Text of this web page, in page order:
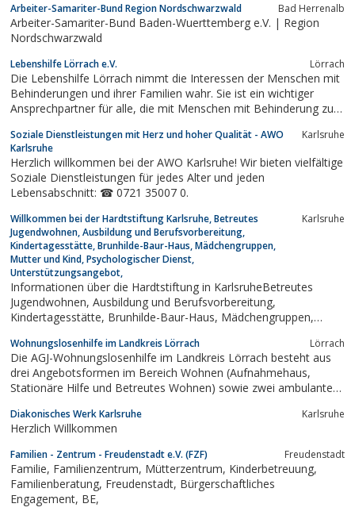
Jugendmigrationsdienste.
Arbeiter-Samariter-Bund Region Nordschwarzwald Bad Herrenalb
Arbeiter-Samariter-Bund Baden-Wuerttemberg e.V. | Region
Nordschwarzwald
Lebenshilfe Lörrach e.V. Lörrach
Die Lebenshilfe Lörrach nimmt die Interessen der Menschen mit
Behinderungen und ihrer Familien wahr. Sie ist ein wichtiger
Ansprechpartner für alle, die mit Menschen mit Behinderung zu
Soziale Dienstleistungen mit Herz und hoher Qualität - AWO
Karlsruhe
Karlsruhe
Herzlich willkommen bei der AWO Karlsruhe! Wir bieten vielfältige
Soziale Dienstleistungen für jedes Alter und jeden
Lebensabschnitt: ☎ 0721 35007 0.
Willkommen bei der Hardtstiftung Karlsruhe, Betreutes
Jugendwohnen, Ausbildung und Berufsvorbereitung,
Kindertagesstätte, Brunhilde-Baur-Haus, Mädchengruppen,
Mutter und Kind, Psychologischer Dienst,
Unterstützungsangebot,
Karlsruhe
Informationen über die Hardtstiftung in KarlsruheBetreutes
Jugendwohnen, Ausbildung und Berufsvorbereitung,
Kindertagesstätte, Brunhilde-Baur-Haus, Mädchengruppen,
Unterstützungsangebot
Wohnungslosenhilfe im Landkreis Lörrach Lörrach
Die AGJ-Wohnungslosenhilfe im Landkreis Lörrach besteht aus
drei Angebotsformen im Bereich Wohnen (Aufnahmehaus,
Stationäre Hilfe und Betreutes Wohnen) sowie zwei ambulanten
Diakonisches Werk Karlsruhe Karlsruhe
Herzlich Willkommen
Familien - Zentrum - Freudenstadt e.V. (FZF) Freudenstadt
Familie, Familienzentrum, Mütterzentrum, Kinderbetreuung,
Familienberatung, Freudenstadt, Bürgerschaftliches
Engagement, BE,